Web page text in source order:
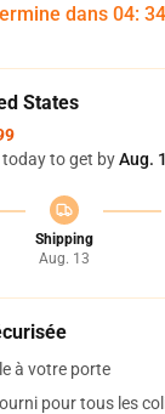
dans 04: 34
States
to get byAug.
Shipping
Aug. 13
à votre porte
pour tous les